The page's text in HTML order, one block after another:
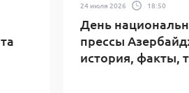
24 июля 2026 18:50
День
прессы
история, факты,